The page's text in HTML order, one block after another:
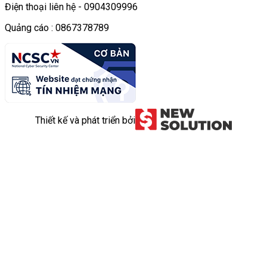
Điện thoại liên hệ - 0904309996
Quảng cáo : 0867378789
Thiết kế và phát triển bởi